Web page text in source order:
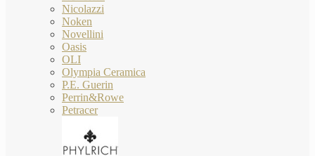
Nicolazzi
Noken
Novellini
Oasis
OLI
Olympia Ceramica
P.E. Guerin
Perrin&Rowe
Petracer